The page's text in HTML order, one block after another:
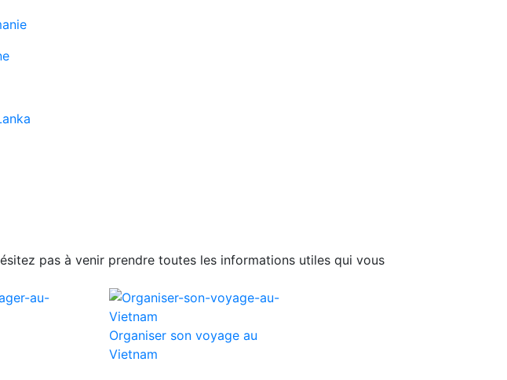
pas à venir prendre toutes les informations utiles qui vous
Organiser son voyage au
Vietnam